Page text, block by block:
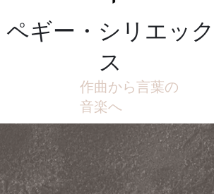
ペギー・シリエック
ス
作曲から言葉の
音楽へ